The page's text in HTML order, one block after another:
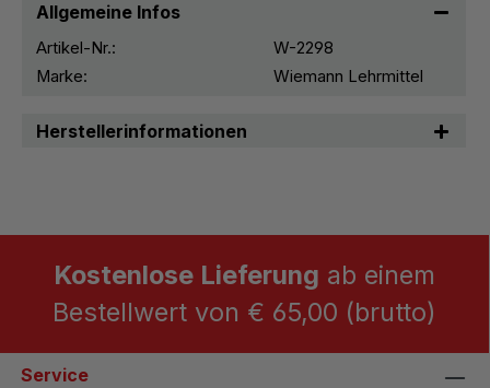
Allgemeine Infos
Artikel-Nr.:
W-2298
Marke:
Wiemann Lehrmittel
Herstellerinformationen
Kostenlose Lieferung ab einem
Bestellwert von € 65,00 (brutto)
Service